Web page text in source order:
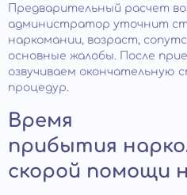
Предварительный расчет
администратор уточнит
наркомании, возраст,
основные жалобы. После
озвучиваем окончательную
процедур.
Время
прибытия
скорой помощи